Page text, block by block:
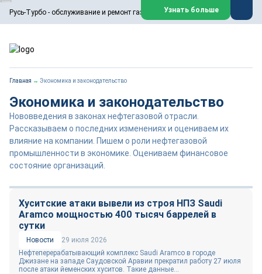
Русь-Турбо - обслуживание и ремонт газовых паровых турбин
ООО «Русь-Турбо» занимается сервисом газовых и паровых
турбин, комплексным ремонтом, восстановлением,
техническим обслуживанием оборудования ТЭС,
работают на нефтегазовых, нефтехимических,
металлургических и других предприятиях.
Реклама. ООО «Русь-Турбо», ИНН 7802588950
Перейти на сайт Закрыть
Узнать больше
Главная → Экономика и законодательство
Экономика и законодательство
Нововведения в законах нефтегазовой отрасли.
Рассказываем о последних изменениях и оцениваем их
влияние на компании. Пишем о роли нефтегазовой
промышленности в экономике. Оцениваем финансовое
состояние организаций.
Хуситские атаки вывели из строя НПЗ Saudi
Aramco мощностью 400 тысяч баррелей в
сутки
Новости
29 июля 2026
Нефтеперерабатывающий комплекс Saudi Aramco в городе
Джизане на западе Саудовской Аравии прекратил работу 27 июля
после атаки йеменских хуситов. Такие данные...